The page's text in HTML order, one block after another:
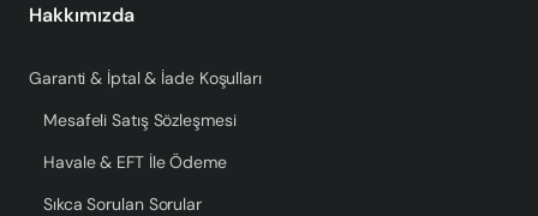
Hakkımızda
Garanti & İptal & İade Koşulları
Mesafeli Satış Sözleşmesi
Havale & EFT İle Ödeme
Sıkca Sorulan Sorular